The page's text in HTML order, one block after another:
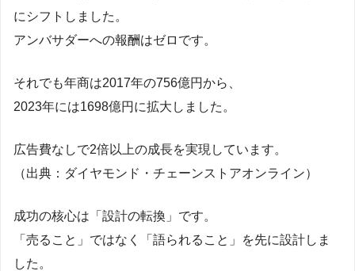
にシフトしました。
アンバサダーへの報酬はゼロです。
それでも年商は2017年の756億円から、
2023年には1698億円に拡大しました。
広告費なしで2倍以上の成長を実現しています。
（出典：ダイヤモンド・チェーンストアオンライン）
成功の核心は「設計の転換」です。
「売ること」ではなく「語られること」を先に設計しま
した。